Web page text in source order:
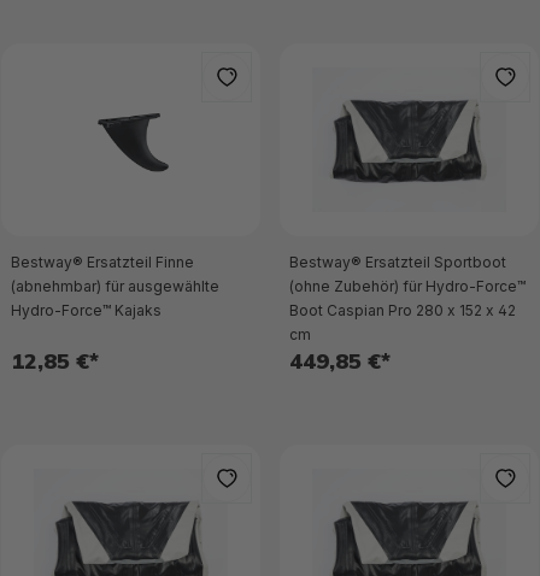
Bestway® Ersatzteil Finne
(abnehmbar) für ausgewählte
Hydro-Force™ Kajaks
12,85 €*
Bestway® Ersatzteil Sportboot
(ohne Zubehör) für Hydro-Force™
Boot Caspian Pro 280 x 152 x 42
cm
449,85 €*